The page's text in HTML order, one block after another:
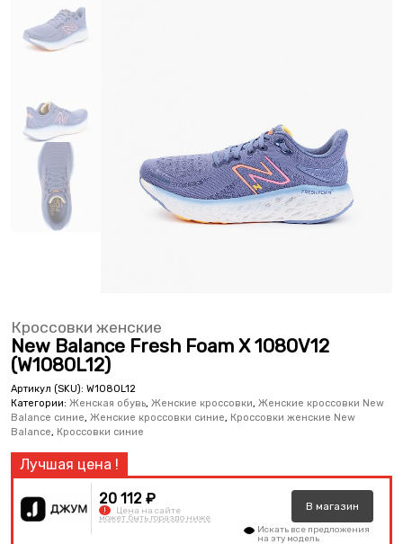
Кроссовки женские
New Balance Fresh Foam X 1080V12
(W1080L12)
Артикул (SKU): W1080L12
Категории: Женская обувь, Женские кроссовки, Женские кроссовки New
Balance синие, Женские кроссовки синие, Кроссовки женские New
Balance, Кроссовки синие
20 112 ₽
! Цена на сайте
может быть гораздо ниже
В магазин
Искать все предложения
на эту модель